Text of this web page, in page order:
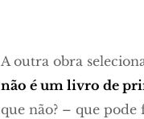
A outra obra
não é um livro de
que não? – que pode